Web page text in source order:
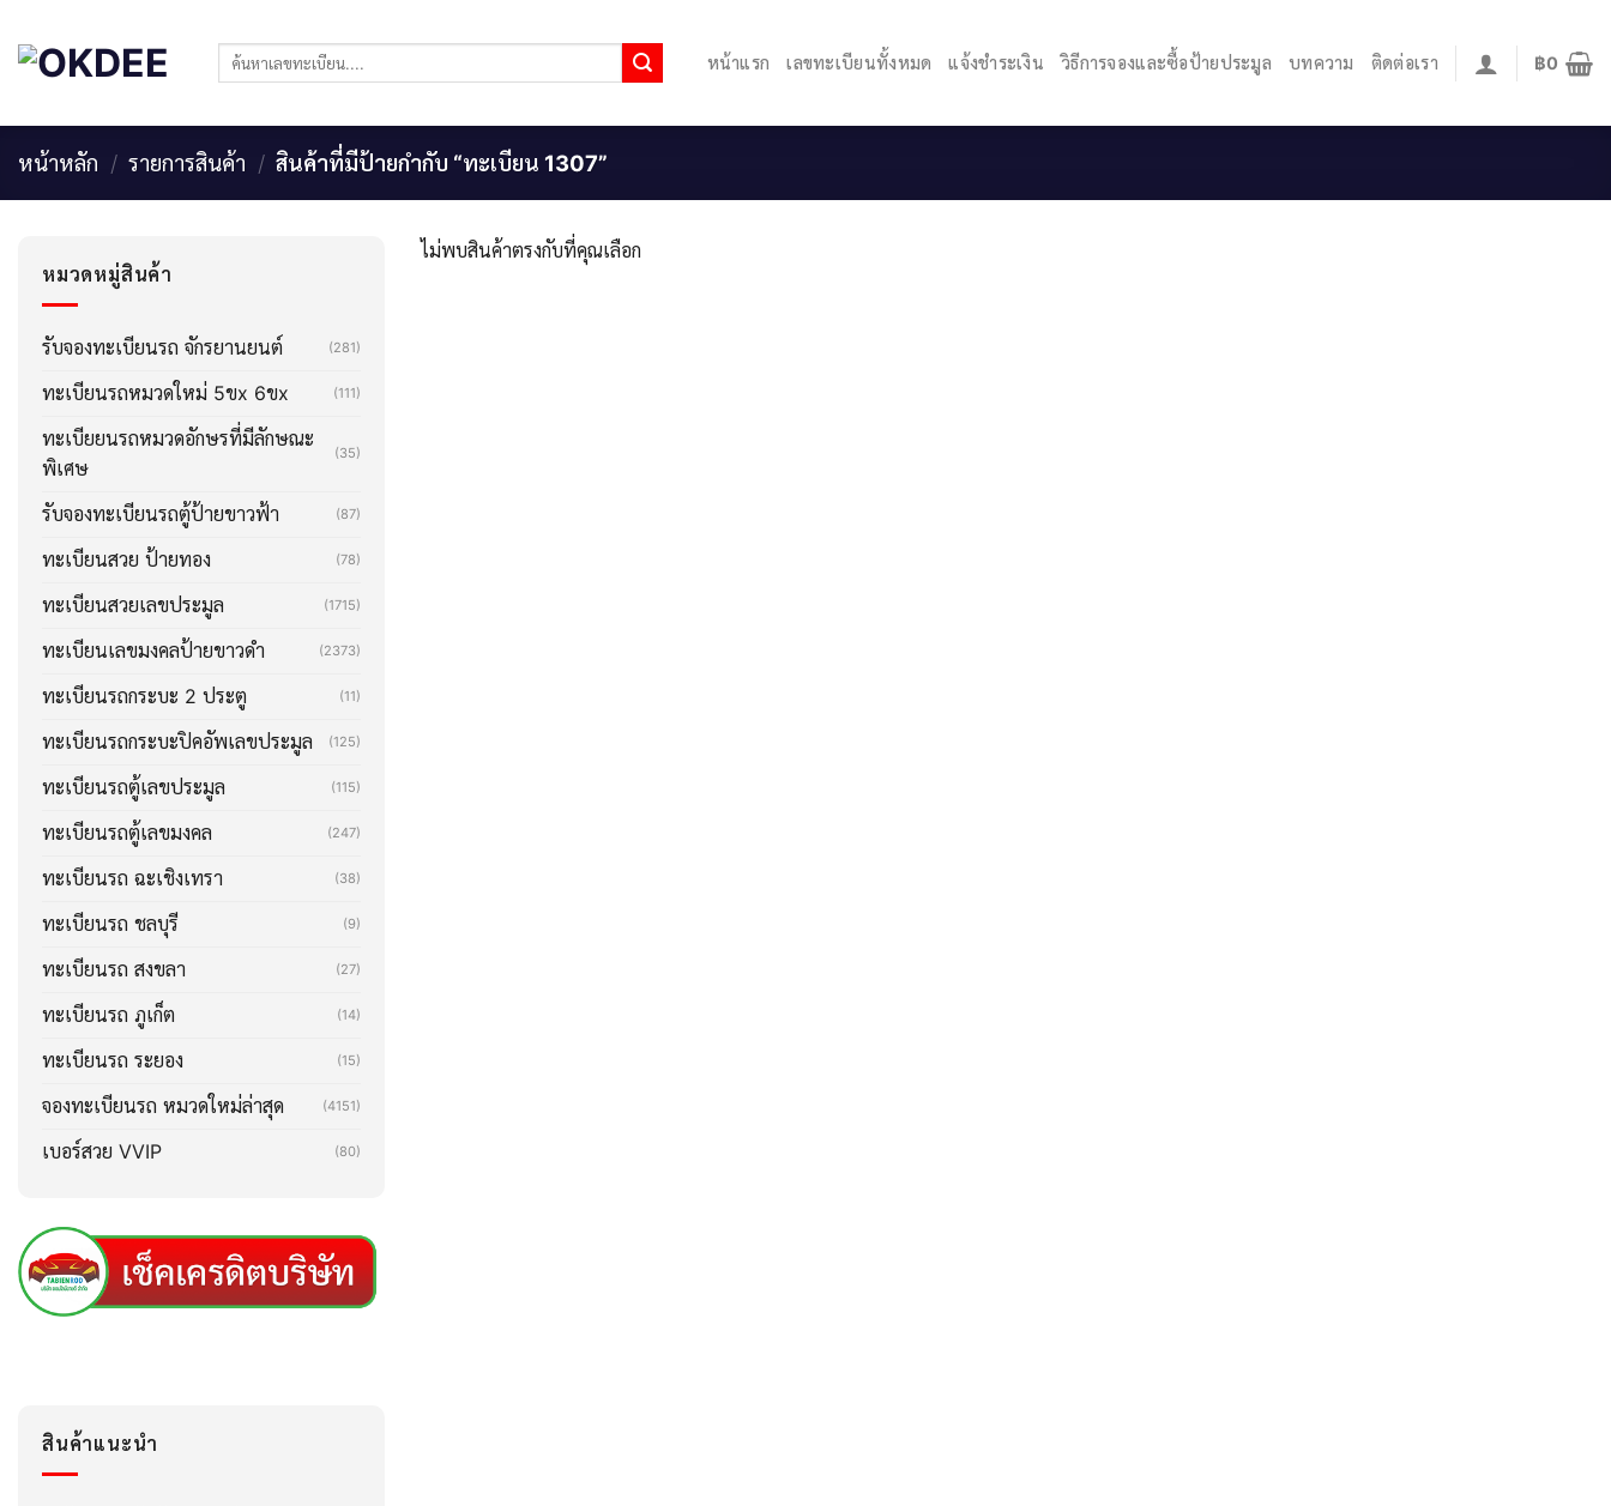
content
ค้นหา: หน้าแรก เลขทะเบียนทั้งหมด แจ้งชำระเงิน วิธีการจองและซื้อป้ายประมูล บทความ ติดต่อเรา ฿0
หน้าหลัก / รายการสินค้า / สินค้าที่มีป้ายกำกับ “ทะเบียน 1307”
หมวดหมู่สินค้า
รับจองทะเบียนรถ จักรยานยนต์ (281)
ทะเบียนรถหมวดใหม่ 5ขx 6ขx (111)
ทะเบียยนรถหมวดอักษรที่มีลักษณะ
พิเศษ
(35)
รับจองทะเบียนรถตู้ป้ายขาวฟ้า (87)
ทะเบียนสวย ป้ายทอง (78)
ทะเบียนสวยเลขประมูล (1715)
ทะเบียนเลขมงคลป้ายขาวดำ (2373)
ทะเบียนรถกระบะ 2 ประตู (11)
ทะเบียนรถกระบะปิคอัพเลขประมูล (125)
ทะเบียนรถตู้เลขประมูล (115)
ทะเบียนรถตู้เลขมงคล (247)
ทะเบียนรถ ฉะเชิงเทรา (38)
ทะเบียนรถ ชลบุรี (9)
ทะเบียนรถ สงขลา (27)
ทะเบียนรถ ภูเก็ต (14)
ทะเบียนรถ ระยอง (15)
จองทะเบียนรถ หมวดใหม่ล่าสุด (4151)
เบอร์สวย VVIP (80)
สินค้าแนะนำ
ไม่พบสินค้าตรงกับที่คุณเลือก